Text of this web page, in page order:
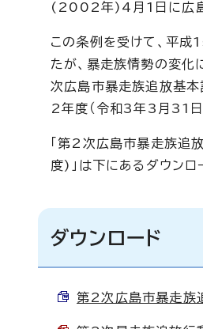
(2002年)4月1日に広島
この条例を受けて、平成
たが、暴走族情勢の変化
次広島市暴走族追放基
2年度（令和3年3月31日
「第2次広島市暴走族
度)」は下にあるダウンロ
ダウンロード
第2次広島市暴走